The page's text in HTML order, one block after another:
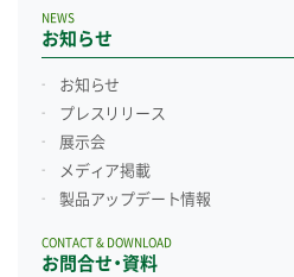
お知らせ
NEWS
お知らせ
プレスリリース
展示会
メディア掲載
製品アップデート情報
お問合せ・資料
CONTACT & DOWNLOAD